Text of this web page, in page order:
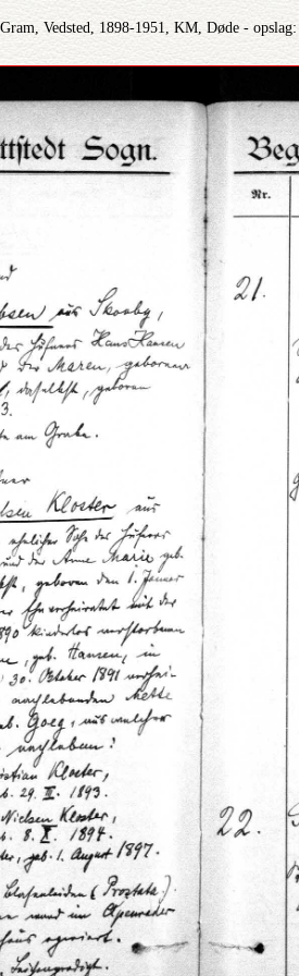
Vedsted, 1898-1951, KM, Døde - opslag: